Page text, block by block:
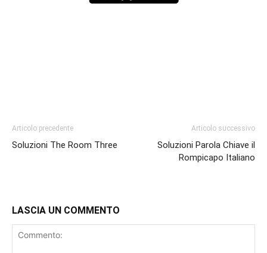
Articolo precedente
Soluzioni The Room Three
Articolo successivo
Soluzioni Parola Chiave il
Rompicapo Italiano
LASCIA UN COMMENTO